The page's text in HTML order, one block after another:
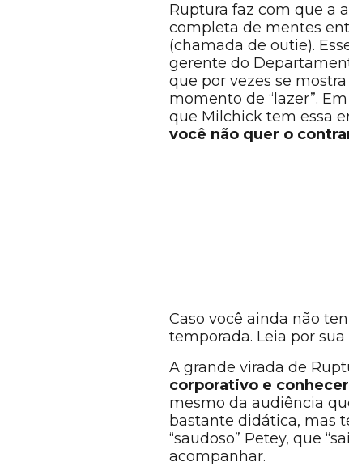
Ruptura faz com que a
completa de mentes
(chamada de outie).
gerente do
que por vezes se
momento de “lazer”.
que Milchick tem essa
você não quer o
Caso você ainda não
temporada. Leia por sua
A grande virada de
corporativo e
mesmo da audiência
bastante didática, mas
“saudoso” Petey, que
acompanhar.